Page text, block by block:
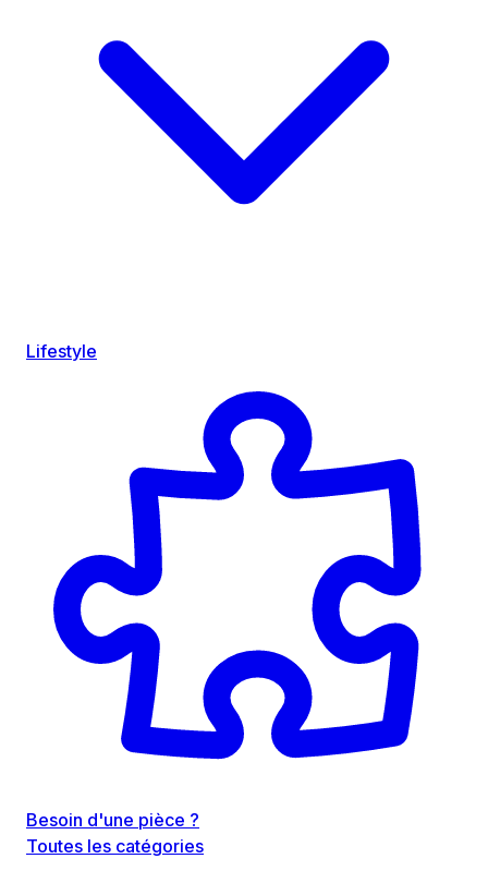
Lifestyle
Besoin d'une pièce ?
Toutes les catégories